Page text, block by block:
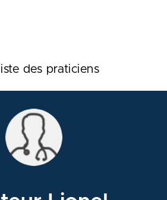
des praticiens